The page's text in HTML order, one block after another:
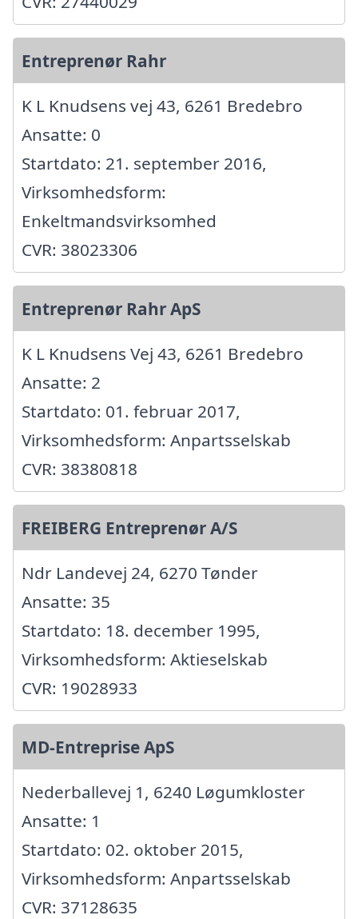
Entreprenør Rahr
K L Knudsens vej 43, 6261 Bredebro
Ansatte: 0
Startdato: 21. september 2016,
Virksomhedsform:
Enkeltmandsvirksomhed
CVR: 38023306
Entreprenør Rahr ApS
K L Knudsens Vej 43, 6261 Bredebro
Ansatte: 2
Startdato: 01. februar 2017,
Virksomhedsform: Anpartsselskab
CVR: 38380818
FREIBERG Entreprenør A/S
Ndr Landevej 24, 6270 Tønder
Ansatte: 35
Startdato: 18. december 1995,
Virksomhedsform: Aktieselskab
CVR: 19028933
MD-Entreprise ApS
Nederballevej 1, 6240 Løgumkloster
Ansatte: 1
Startdato: 02. oktober 2015,
Virksomhedsform: Anpartsselskab
CVR: 37128635